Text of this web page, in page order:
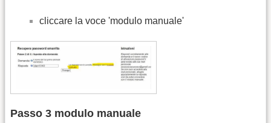
cliccare la voce 'modulo manuale'
Passo 3 modulo manuale